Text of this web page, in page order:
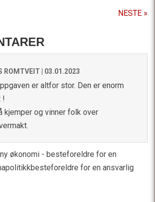
NESTE »
ROMTVEIT | 03.01.2023
er altfor stor. Den er enorm
!
kjemper og vinner folk over
ny økonomi - besteforeldre for en
for en ansvarlig